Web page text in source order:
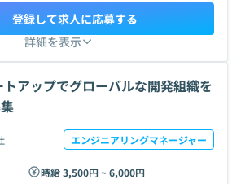
詳細を表示
登録して求人に応募する
アップでグローバルな開発組織を
エンジニアリングマネージャー
時給 3,500円 ~ 6,000円